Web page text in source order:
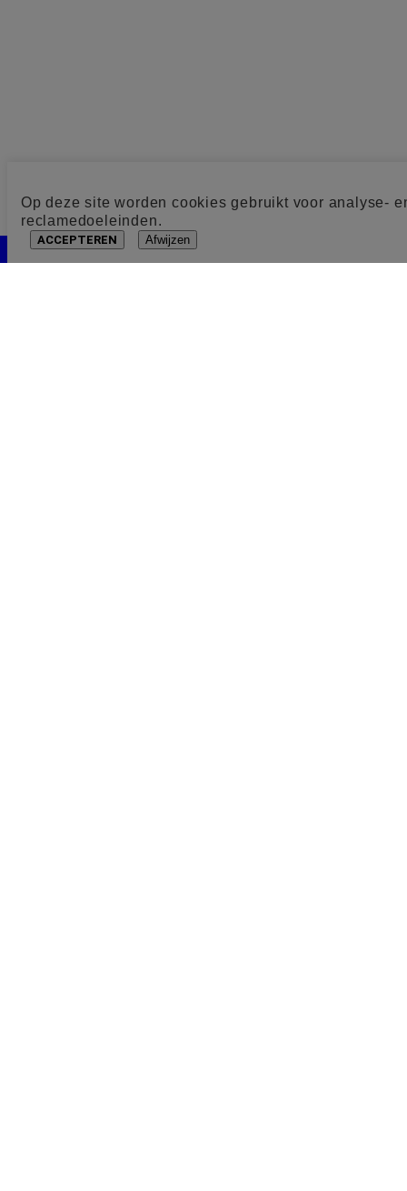
Op deze site worden cookies gebruikt voor analyse-
reclamedoeleinden.
ACCEPTEREN Afwijzen
Cookie toestemming